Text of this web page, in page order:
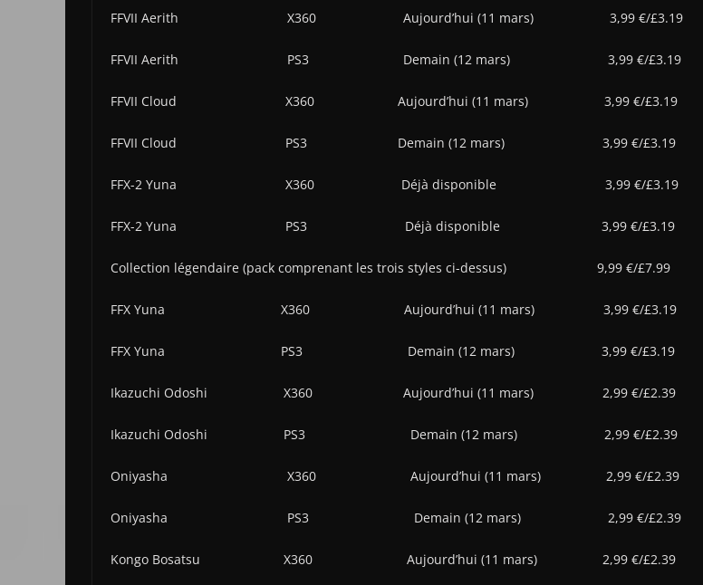
FFVII Aerith X360 Aujourd’hui (11 mars) 3,99 €/£3.19
FFVII Aerith PS3 Demain (12 mars) 3,99 €/£3.19
FFVII Cloud X360 Aujourd’hui (11 mars) 3,99 €/£3.19
FFVII Cloud PS3 Demain (12 mars) 3,99 €/£3.19
FFX-2 Yuna X360 Déjà disponible 3,99 €/£3.19
FFX-2 Yuna PS3 Déjà disponible 3,99 €/£3.19
Collection légendaire (pack comprenant les trois styles ci-dessus) 9,99 €/£7.99
FFX Yuna X360 Aujourd’hui (11 mars) 3,99 €/£3.19
FFX Yuna PS3 Demain (12 mars) 3,99 €/£3.19
Ikazuchi Odoshi X360 Aujourd’hui (11 mars) 2,99 €/£2.39
Ikazuchi Odoshi PS3 Demain (12 mars) 2,99 €/£2.39
Oniyasha X360 Aujourd’hui (11 mars) 2,99 €/£2.39
Oniyasha PS3 Demain (12 mars) 2,99 €/£2.39
Kongo Bosatsu X360 Aujourd’hui (11 mars) 2,99 €/£2.39